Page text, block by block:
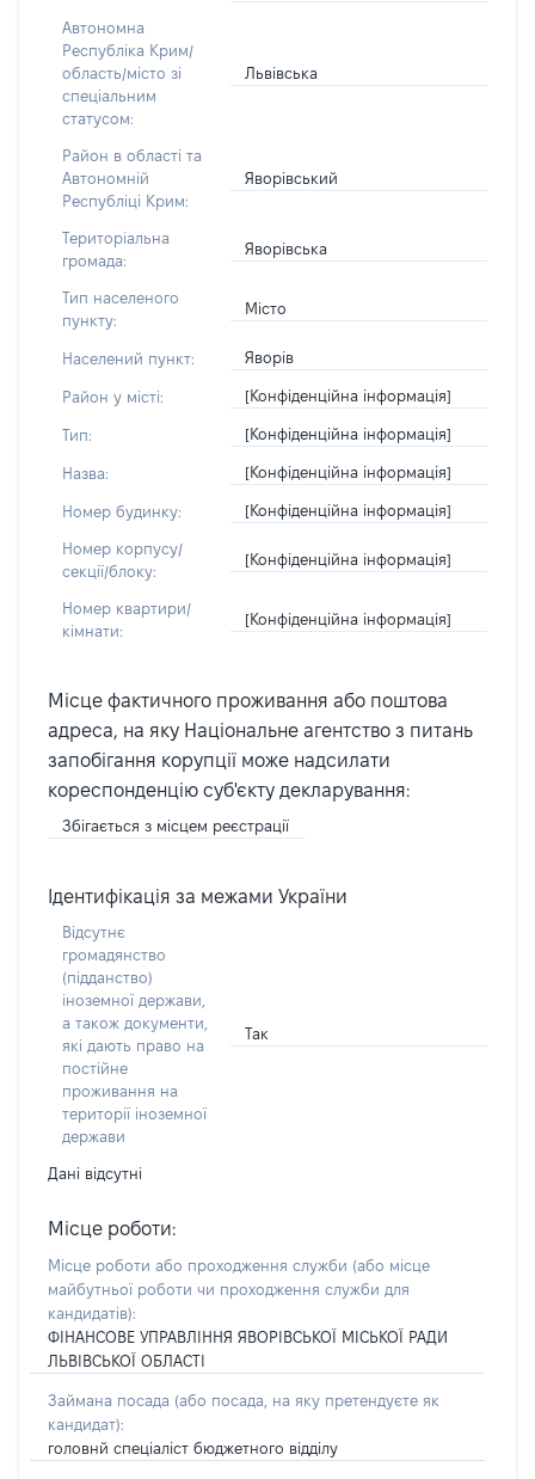
Автономна
Республіка Крим/
область/місто зі
спеціальним
статусом:
Львівська
Район в області та
Автономній
Республіці Крим:
Яворівський
Територіальна
громада:
Яворівська
Тип населеного
пункту:
Місто
Населений пункт: Яворів
Район у місті: [Конфіденційна інформація]
Тип: [Конфіденційна інформація]
Назва: [Конфіденційна інформація]
Номер будинку: [Конфіденційна інформація]
Номер корпусу/
секції/блоку:
[Конфіденційна інформація]
Номер квартири/
кімнати:
[Конфіденційна інформація]
Місце фактичного проживання або поштова
адреса, на яку Національне агентство з питань
запобігання корупції може надсилати
кореспонденцію суб'єкту декларування:
Збігається з місцем реєстрації
Ідентифікація за межами України
Відсутнє
громадянство
(підданство)
іноземної держави,
а також документи,
які дають право на
постійне
проживання на
території іноземної
держави
Так
Дані відсутні
Місце роботи:
Місце роботи або проходження служби (або місце
майбутньої роботи чи проходження служби для
кандидатів):
ФІНАНСОВЕ УПРАВЛІННЯ ЯВОРІВСЬКОЇ МІСЬКОЇ РАДИ
ЛЬВІВСЬКОЇ ОБЛАСТІ
Займана посада (або посада, на яку претендуєте як
кандидат):
головнй спеціаліст бюджетного відділу